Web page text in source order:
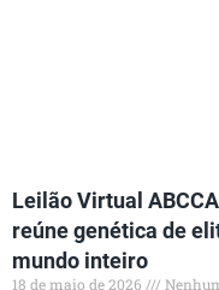
Leilão Virtual
reúne genética de
mundo inteiro
18 de maio de 2026